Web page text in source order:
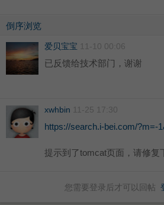
倒序浏览
爱贝宝宝 11-10 00:06
已反馈给技术部门，谢谢
xwhbin 11-25 17:30
https://search.i-bei.com/?m=-
提示到了tomcat页面，请修复
您需要登录后才可以回帖